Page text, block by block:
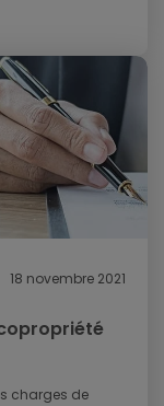
18 novembre 2021
charges de